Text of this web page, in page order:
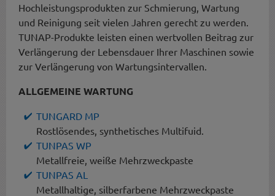
Hochleistungsprodukten zur Schmierung, Wartung
und Reinigung seit vielen Jahren gerecht zu werden.
TUNAP-Produkte leisten einen wertvollen Beitrag zur
Verlängerung der Lebensdauer Ihrer Maschinen sowie
zur Verlängerung von Wartungsintervallen.
ALLGEMEINE WARTUNG
TUNGARD MP
Rostlösendes, synthetisches Multifuid.
TUNPAS WP
Metallfreie, weiße Mehrzweckpaste
TUNPAS AL
Metallhaltige, silberfarbene Mehrzweckpaste